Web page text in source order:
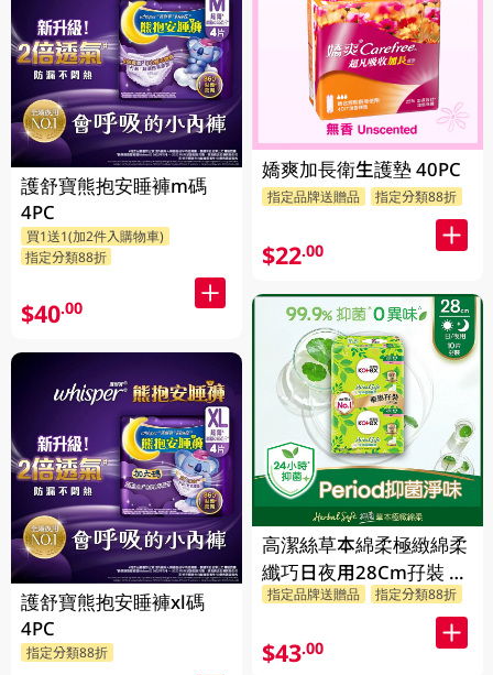
護舒寶熊抱安睡褲m碼
4PC
買1送1(加2件入購物車)
指定分類88折
$40.00
護舒寶熊抱安睡褲xl碼
4PC
指定分類88折
嬌爽加長衛生護墊 40PC
指定品牌送贈品 指定分類88折
$22.00
高潔絲草本綿柔極緻綿柔
纖巧日夜用28Cm孖裝 2
X 10PC
指定品牌送贈品 指定分類88折
$43.00